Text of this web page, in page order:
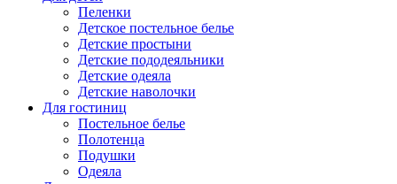
Пеленки
Детское постельное белье
Детские простыни
Детские пододеяльники
Детские одеяла
Детские наволочки
Для гостиниц
Постельное белье
Полотенца
Подушки
Одеяла